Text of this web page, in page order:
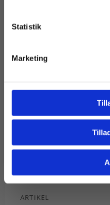
Statistik
Marketing
ARTIKEL
Gå til